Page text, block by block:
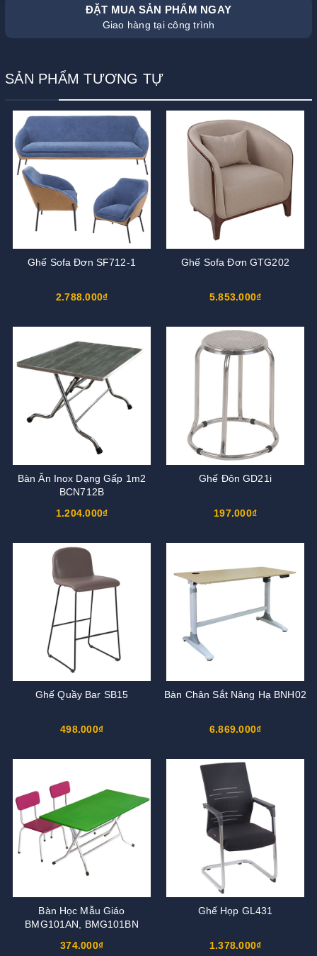
ĐẶT MUA SẢN PHẨM NGAY
Giao hàng tại công trình
SẢN PHẨM TƯƠNG TỰ
Ghế Sofa Đơn SF712-1
2.788.000₫
Ghế Sofa Đơn GTG202
5.853.000₫
Bàn Ăn Inox Dạng Gấp 1m2
BCN712B
1.204.000₫
Ghế Đôn GD21i
197.000₫
Ghế Quầy Bar SB15
498.000₫
Bàn Chân Sắt Nâng Hạ BNH02
6.869.000₫
Bàn Học Mẫu Giáo
BMG101AN, BMG101BN
374.000₫
Ghế Họp GL431
1.378.000₫